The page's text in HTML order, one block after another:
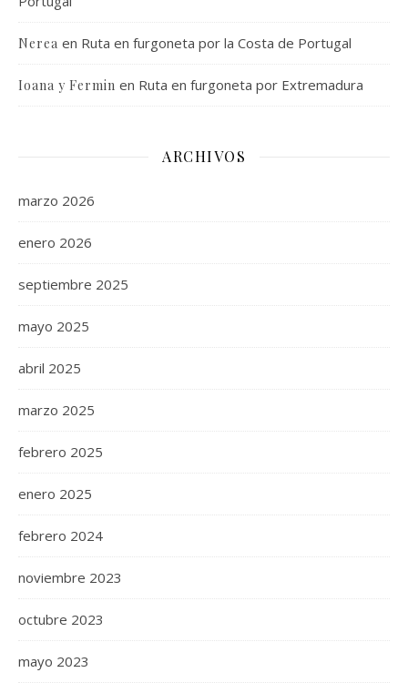
Nerea en Ruta en furgoneta por la Costa de Portugal
Ioana y Fermin en Ruta en furgoneta por Extremadura
ARCHIVOS
marzo 2026
enero 2026
septiembre 2025
mayo 2025
abril 2025
marzo 2025
febrero 2025
enero 2025
febrero 2024
noviembre 2023
octubre 2023
mayo 2023